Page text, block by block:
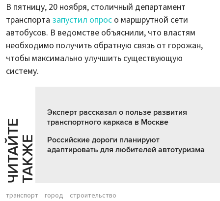
В пятницу, 20 ноября, столичный департамент
транспорта запустил опрос о маршрутной сети
автобусов. В ведомстве объяснили, что властям
необходимо получить обратную связь от горожан,
чтобы максимально улучшить существующую
систему.
Ч
И
Т
АЙ
Т
Е
Т
А
К
ЖЕ
Эксперт рассказал о пользе развития
транспортного каркаса в Москве
Российские дороги планируют
адаптировать для любителей автотуризма
транспорт город строительство